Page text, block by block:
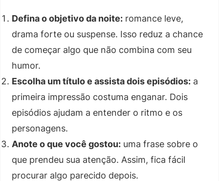
Defina o objetivo da noite: romance leve,
drama forte ou suspense. Isso reduz a chance
de começar algo que não combina com seu
humor.
Escolha um título e assista dois episódios: a
primeira impressão costuma enganar. Dois
episódios ajudam a entender o ritmo e os
personagens.
Anote o que você gostou: uma frase sobre o
que prendeu sua atenção. Assim, fica fácil
procurar algo parecido depois.